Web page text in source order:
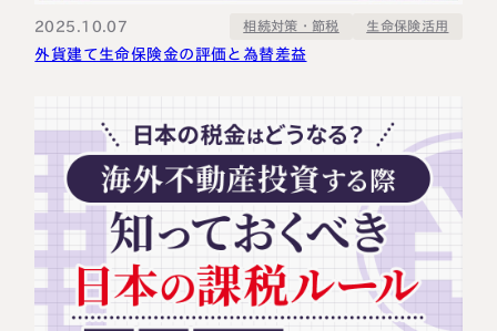
2025.10.07 相続対策・節税 生命保険活用
外貨建て生命保険金の評価と為替差益